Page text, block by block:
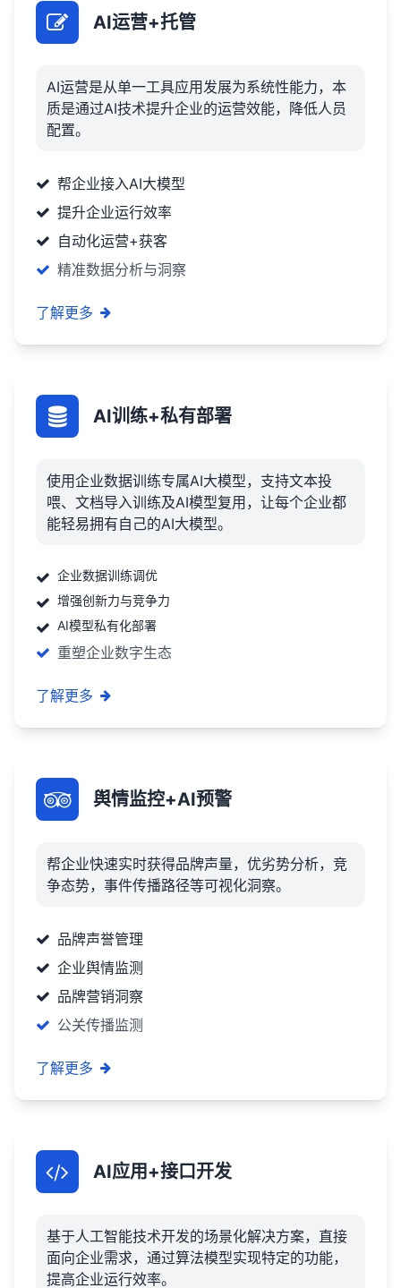
AI运营+托管
AI运营是从单一工具应用发展为系统性能力，本
质是通过AI技术提升企业的运营效能，降低人员
配置。
帮企业接入AI大模型
提升企业运行效率
自动化运营+获客
精准数据分析与洞察
了解更多
AI训练+私有部署
使用企业数据训练专属AI大模型，支持文本投
喂、文档导入训练及AI模型复用，让每个企业都
能轻易拥有自己的AI大模型。
企业数据训练调优
增强创新力与竞争力
AI模型私有化部署
重塑企业数字生态
了解更多
舆情监控+AI预警
帮企业快速实时获得品牌声量，优劣势分析，竞
争态势，事件传播路径等可视化洞察。
品牌声誉管理
企业舆情监测
品牌营销洞察
公关传播监测
了解更多
AI应用+接口开发
基于人工智能技术开发的场景化解决方案，直接
面向企业需求，通过算法模型实现特定的功能，
提高企业运行效率。